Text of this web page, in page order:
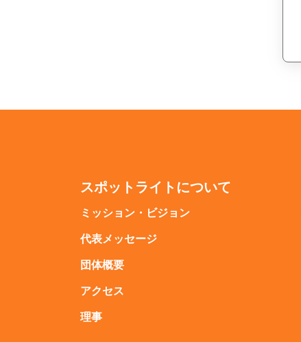
スポットライトについて
ミッション・ビジョン
代表メッセージ
団体概要
アクセス
理事